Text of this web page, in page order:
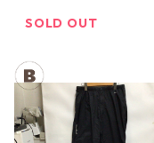
SOLD OUT